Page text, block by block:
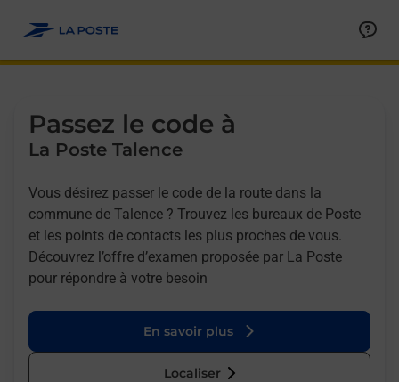
Passez le code à
La Poste Talence
Vous désirez passer le code de la route dans la
commune de Talence ? Trouvez les bureaux de Poste
et les points de contacts les plus proches de vous.
Découvrez l’offre d’examen proposée par La Poste
pour répondre à votre besoin
En savoir plus
Localiser